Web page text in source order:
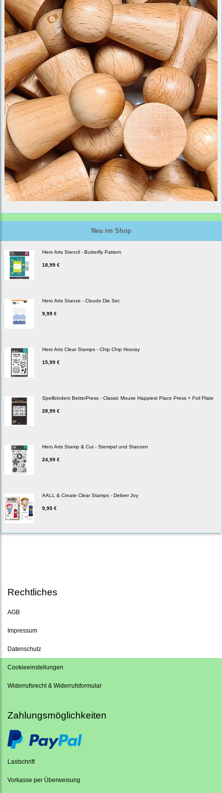
Neu im Shop
Hero Arts Stencil - Butterfly Pattern
18,99 €
Hero Arts Stanze - Clouds Die Set
9,99 €
Hero Arts Clear Stamps - Chip Chip Hooray
15,99 €
Spellbinders BetterPress - Classic Mouse Happiest Place Press + Foil Plate
28,99 €
Hero Arts Stamp & Cut - Stempel und Stanzen
24,99 €
AALL & Create Clear Stamps - Deliver Joy
9,95 €
Rechtliches
AGB
Impressum
Datenschutz
Cookieeinstellungen
Widerrufsrecht & Widerrufsformular
Zahlungsmöglichkeiten
Lastschrift
Vorkasse per Überweisung